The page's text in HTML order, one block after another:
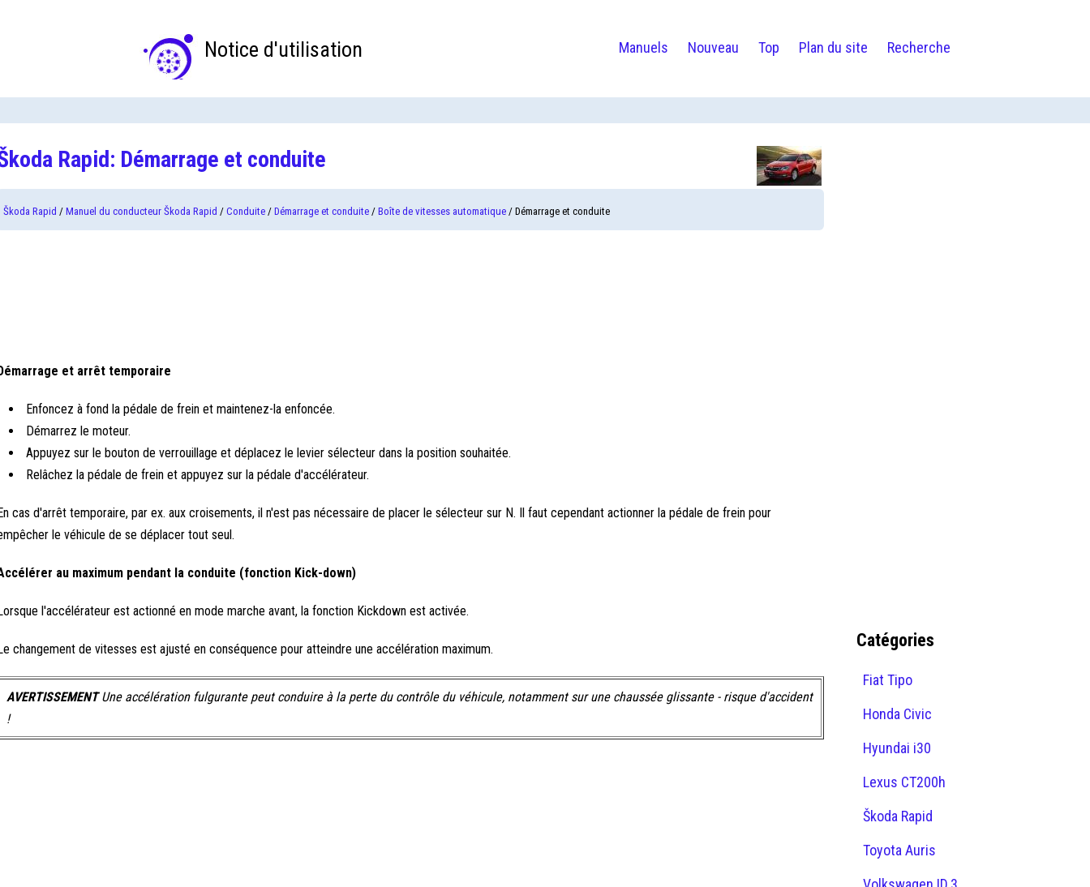
Notice d'utilisation Manuels Nouveau Top Plan du site Recherche
Rapid: Démarrage et conduite
Škoda Rapid / Manuel du conducteur Škoda Rapid / Conduite / Démarrage et conduite / Boîte de vitesses automatique / Démarrage et conduite
et arrêt temporaire
Enfoncez à fond la pédale de frein et maintenez-la enfoncée.
Démarrez le moteur.
Appuyez sur le bouton de verrouillage et déplacez le levier sélecteur dans la position souhaitée.
Relâchez la pédale de frein et appuyez sur la pédale d'accélérateur.
cas d'arrêt temporaire, par ex. aux croisements, il n'est pas nécessaire de placer le sélecteur sur N. Il faut cependant actionner la pédale de frein pour
le véhicule de se déplacer tout seul.
au maximum pendant la conduite (fonction Kick-down)
l'accélérateur est actionné en mode marche avant, la fonction Kickdown est activée.
changement de vitesses est ajusté en conséquence pour atteindre une accélération maximum.
AVERTISSEMENTUne accélération fulgurante peut conduire à la perte du contrôle du véhicule, notamment sur une chaussée glissante - risque d'accident
!
Catégories
Fiat Tipo
Honda Civic
Hyundai i30
Lexus CT200h
Škoda Rapid
Toyota Auris